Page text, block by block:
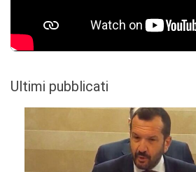
Ultimi pubblicati